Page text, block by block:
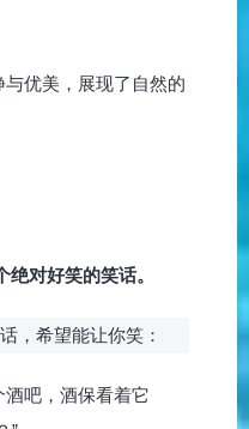
优美，展现了自然的
对好笑的笑话。
，希望能让你笑：
吧，酒保看着它